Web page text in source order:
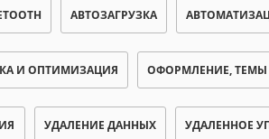
АВТОЗАГРУЗКА
И ОПТИМИЗАЦИЯ ОФОРМЛЕНИЕ, ТЕМЫ
УДАЛЕНИЕ ДАННЫХ УДАЛЕННОЕ